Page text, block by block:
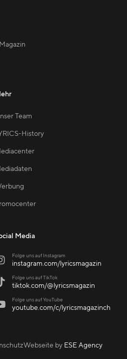
Team
History
Media
Folge uns auf Instagram
instagram.com/lyricsmagazin
Folge uns auf TikTok
tiktok.com/@lyricsmagazin
Folge uns auf YouTube
youtube.com/c/lyricsmagazinch
Webseite by ESE Agency